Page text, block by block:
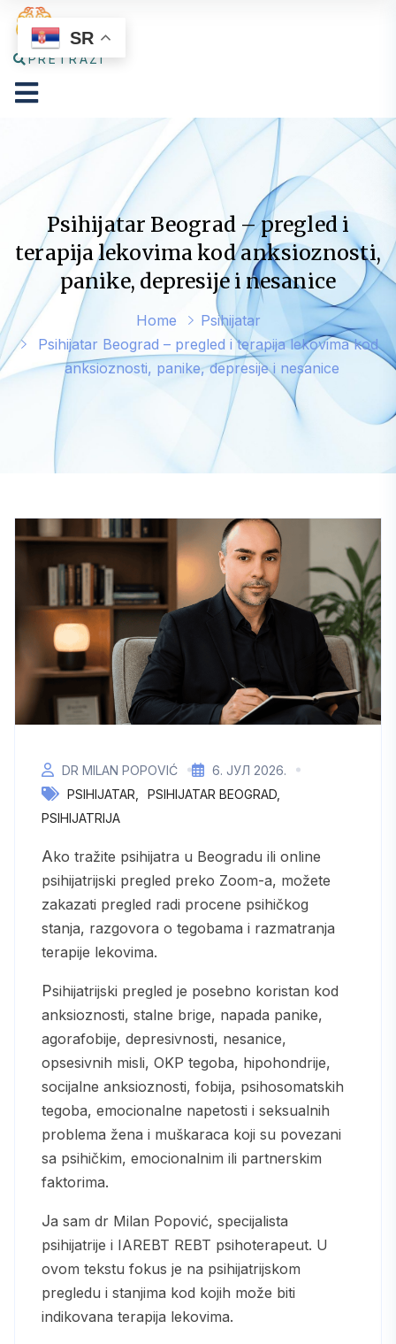
PRETRAŽI
Psihijatar Beograd – pregled i
terapija lekovima kod anksioznosti,
panike, depresije i nesanice
Home
Psihijatar
Psihijatar Beograd – pregled i terapija lekovima kod
anksioznosti, panike, depresije i nesanice
DR MILAN POPOVIĆ
6. ЈУЛ 2026.
PSIHIJATAR
PSIHIJATAR BEOGRAD
PSIHIJATRIJA
Ako tražite psihijatra u Beogradu ili online
psihijatrijski pregled preko Zoom-a, možete
zakazati pregled radi procene psihičkog
stanja, razgovora o tegobama i razmatranja
terapije lekovima.
Psihijatrijski pregled je posebno koristan kod
anksioznosti, stalne brige, napada panike,
agorafobije, depresivnosti, nesanice,
opsesivnih misli, OKP tegoba, hipohondrije,
socijalne anksioznosti, fobija, psihosomatskih
tegoba, emocionalne napetosti i seksualnih
problema žena i muškaraca koji su povezani
sa psihičkim, emocionalnim ili partnerskim
faktorima.
Ja sam dr Milan Popović, specijalista
psihijatrije i IAREBT REBT psihoterapeut. U
ovom tekstu fokus je na psihijatrijskom
pregledu i stanjima kod kojih može biti
indikovana terapija lekovima.
SR